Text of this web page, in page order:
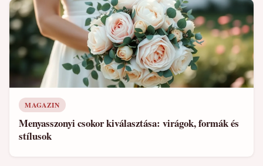
MAGAZIN
Menyasszonyi csokor kiválasztása: virágok, formák és
stílusok